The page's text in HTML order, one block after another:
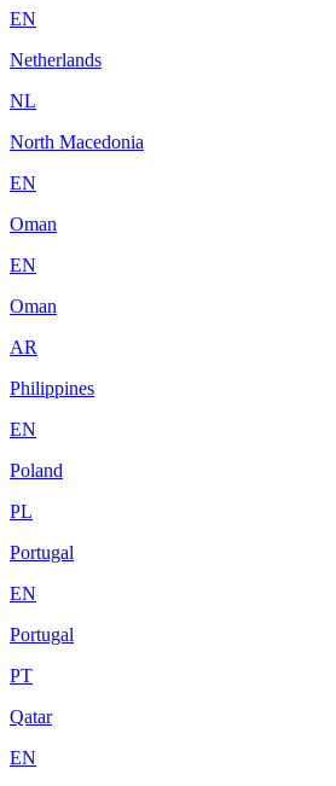
EN
Netherlands
NL
North Macedonia
EN
Oman
EN
Oman
AR
Philippines
EN
Poland
PL
Portugal
EN
Portugal
PT
Qatar
EN